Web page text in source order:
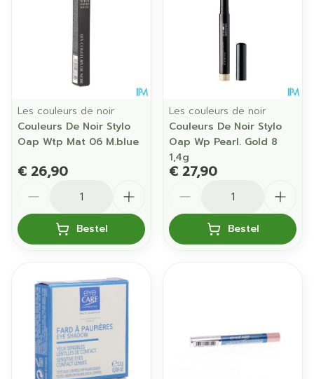
Les couleurs de noir
Couleurs De Noir Stylo
Oap Wtp Mat 06 M.blue
€ 26,90
Bestel
Les couleurs de noir
Couleurs De Noir Stylo
Oap Wp Pearl. Gold 8
1,4g
€ 27,90
Bestel